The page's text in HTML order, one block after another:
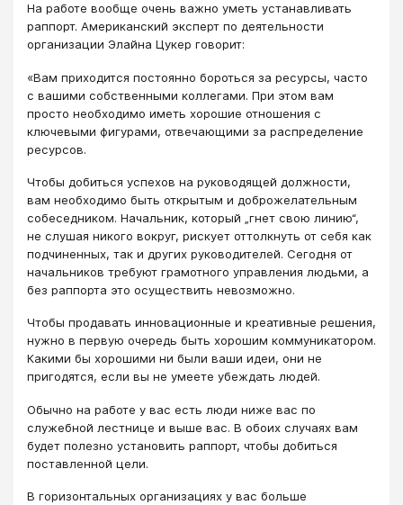
На работе вообще очень важно уметь устанавливать
раппорт. Американский эксперт по деятельности
организации Элайна Цукер говорит:
«Вам приходится постоянно бороться за ресурсы, часто
с вашими собственными коллегами. При этом вам
просто необходимо иметь хорошие отношения с
ключевыми фигурами, отвечающими за распределение
ресурсов.
Чтобы добиться успехов на руководящей должности,
вам необходимо быть открытым и доброжелательным
собеседником. Начальник, который „гнет свою линию“,
не слушая никого вокруг, рискует оттолкнуть от себя как
подчиненных, так и других руководителей. Сегодня от
начальников требуют грамотного управления людьми, а
без раппорта это осуществить невозможно.
Чтобы продавать инновационные и креативные решения,
нужно в первую очередь быть хорошим коммуникатором.
Какими бы хорошими ни были ваши идеи, они не
пригодятся, если вы не умеете убеждать людей.
Обычно на работе у вас есть люди ниже вас по
служебной лестнице и выше вас. В обоих случаях вам
будет полезно установить раппорт, чтобы добиться
поставленной цели.
В горизонтальных организациях у вас больше